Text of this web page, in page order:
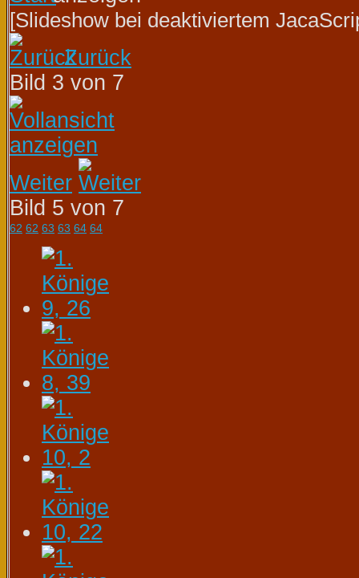
[Slideshow bei deaktiviertem
Zurück
Bild 3 von 7
Weiter
Bild 5 von 7
62 62 63 63 64 64